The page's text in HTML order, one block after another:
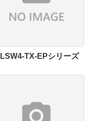
LSW4-TX-EPシリーズ